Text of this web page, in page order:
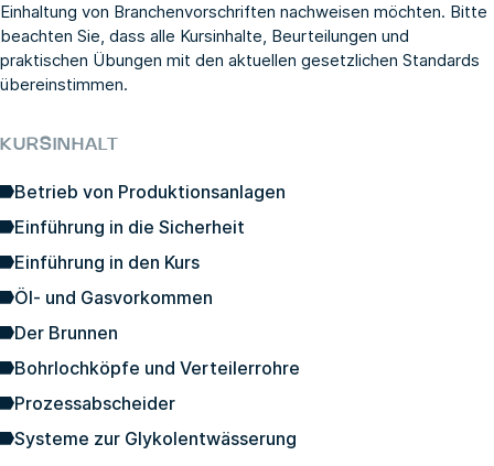
Einhaltung von Branchenvorschriften nachweisen möchten. Bitte
beachten Sie, dass alle Kursinhalte, Beurteilungen und
praktischen Übungen mit den aktuellen gesetzlichen Standards
übereinstimmen.
KURSINHALT
Betrieb von Produktionsanlagen
Einführung in die Sicherheit
Einführung in den Kurs
Öl- und Gasvorkommen
Der Brunnen
Bohrlochköpfe und Verteilerrohre
Prozessabscheider
Systeme zur Glykolentwässerung